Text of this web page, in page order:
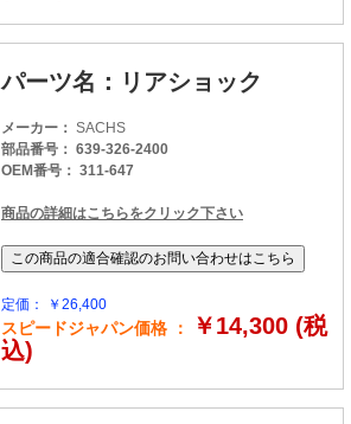
パーツ名：リアショック
メーカー： SACHS
部品番号： 639-326-2400
OEM番号： 311-647
商品の詳細はこちらをクリック下さい
定価： ￥26,400
スピードジャパン価格 ：
￥14,300 (税
込)